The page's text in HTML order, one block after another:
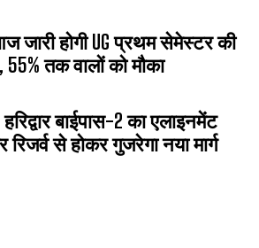
जारी होगी UG प्रथम सेमेस्टर की
तक वालों को मौका
बाईपास-2 का एलाइनमेंट
रिजर्व से होकर गुजरेगा नया मार्ग